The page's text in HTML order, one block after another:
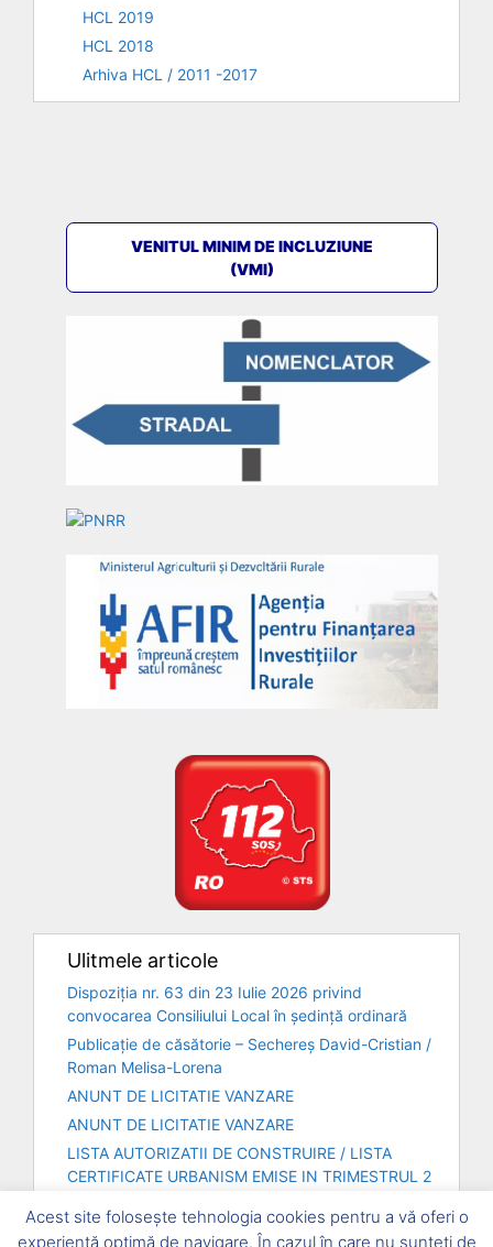
HCL 2019
HCL 2018
Arhiva HCL / 2011 -2017
VENITUL MINIM DE INCLUZIUNE
(VMI)
Ulitmele articole
Dispoziția nr. 63 din 23 Iulie 2026 privind
convocarea Consiliului Local în ședință ordinară
Publicație de căsătorie – Sechereș David-Cristian /
Roman Melisa-Lorena
ANUNT DE LICITATIE VANZARE
ANUNT DE LICITATIE VANZARE
LISTA AUTORIZATII DE CONSTRUIRE / LISTA
CERTIFICATE URBANISM EMISE IN TRIMESTRUL 2
Acest site folosește tehnologia cookies pentru a vă oferi o
experiență optimă de navigare. În cazul în care nu sunteți de